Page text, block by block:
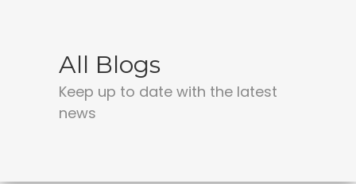
All Blogs
Keep up to date with the latest
news